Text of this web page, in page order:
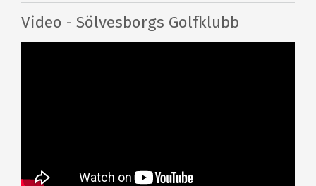
Video - Sölvesborgs Golfklubb